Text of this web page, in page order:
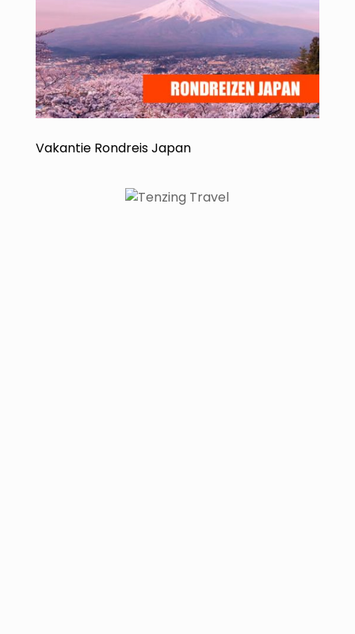
Vakantie Rondreis Japan